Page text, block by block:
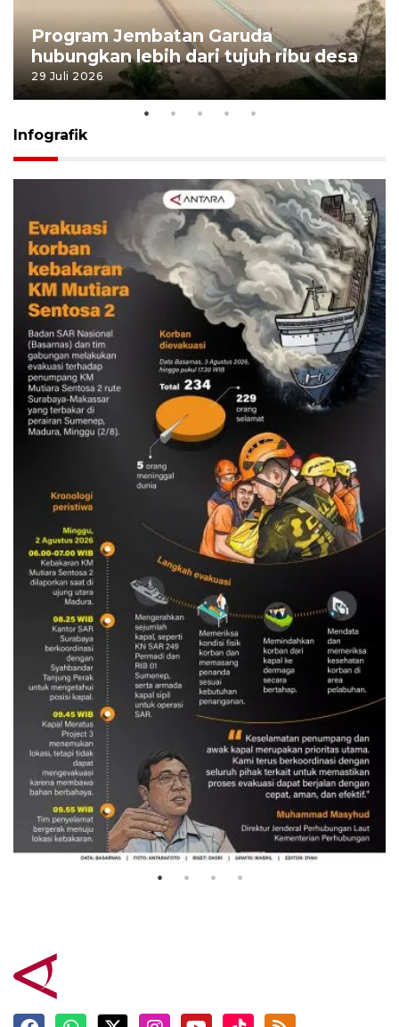
Program Jembatan Garuda
hubungkan lebih dari tujuh ribu desa
29 Juli 2026
Infografik
Evakuasi korban kebakaran KM
Mutiara Sentosa 2
3 Agustus 2026